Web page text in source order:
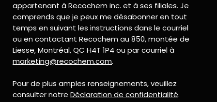
appartenant à Recochem inc. et à ses filiales. Je
comprends que je peux me désabonner en tout
temps en suivant les instructions dans le courriel
ou en contactant Recochem au 850, montée de
Liesse, Montréal, QC H4T 1P4 ou par courriel à
marketing@recochem.com.
Pour de plus amples renseignements, veuillez
consulter notre Déclaration de confidentialité.